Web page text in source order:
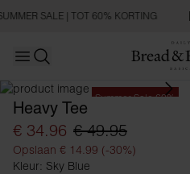
SALE | TOT 60% KORTING
Open main menu
Summer Sale 60%
Heavy Tee
€ 34.96 € 49.95
Opslaan € 14.99 (-30%)
Kleur: Sky Blue